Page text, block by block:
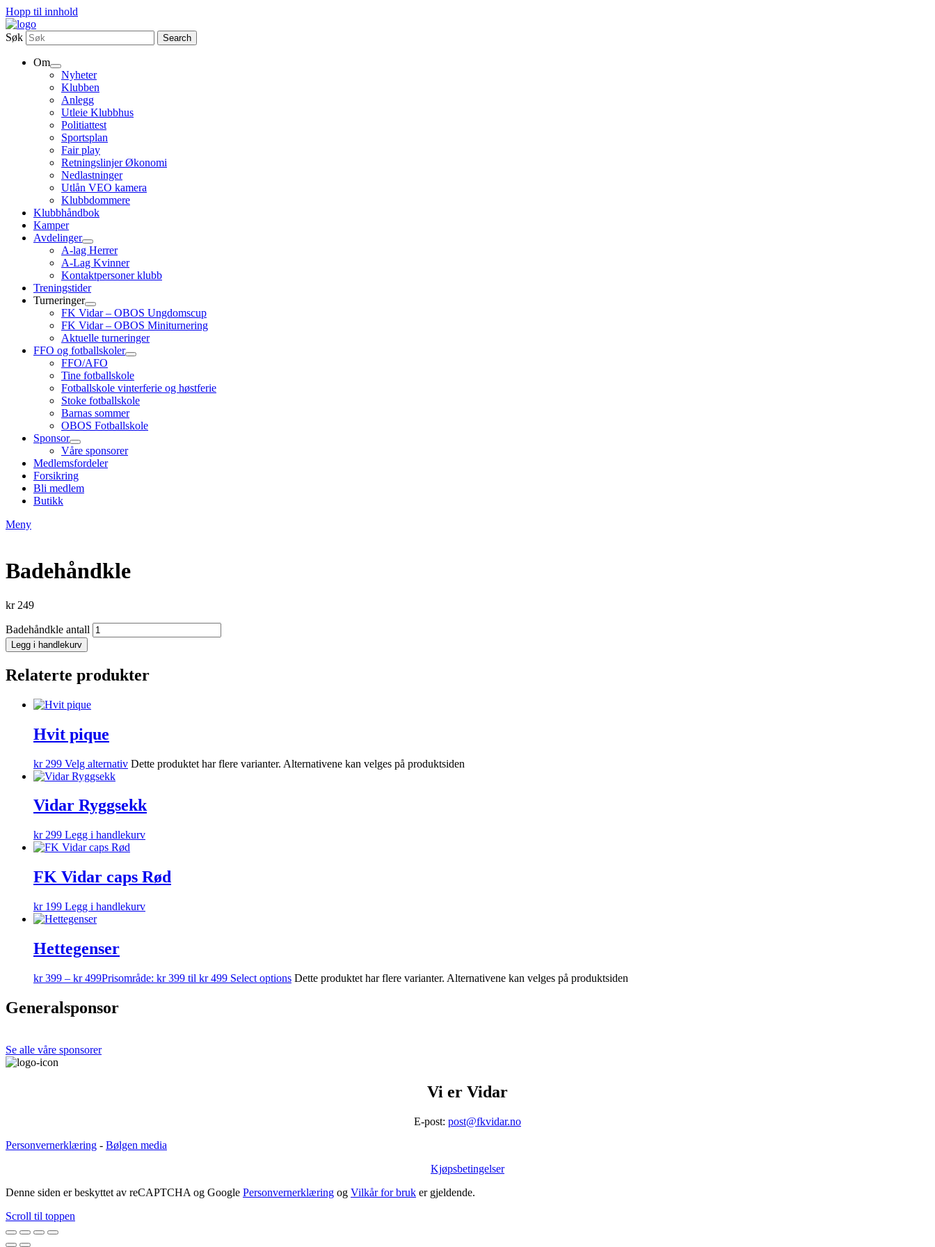
Hopp til innhold
Søk Search
Om
Nyheter
Klubben
Anlegg
Utleie Klubbhus
Politiattest
Sportsplan
Fair play
Retningslinjer Økonomi
Nedlastninger
Utlån VEO kamera
Klubbdommere
Klubbhåndbok
Kamper
Avdelinger
A-lag Herrer
A-Lag Kvinner
Kontaktpersoner klubb
Treningstider
Turneringer
FK Vidar – OBOS Ungdomscup
FK Vidar – OBOS Miniturnering
Aktuelle turneringer
FFO og fotballskoler
FFO/AFO
Tine fotballskole
Fotballskole vinterferie og høstferie
Stoke fotballskole
Barnas sommer
OBOS Fotballskole
Sponsor
Våre sponsorer
Medlemsfordeler
Forsikring
Bli medlem
Butikk
Meny
Badehåndkle
kr249
Badehåndkle antall
Legg i handlekurv
Relaterte produkter
Hvit pique
kr299 Velg alternativ Dette produktet har flere varianter. Alternativene kan velges på produktsiden
Vidar Ryggsekk
kr299 Legg i handlekurv
FK Vidar caps Rød
kr199 Legg i handlekurv
Hettegenser
kr399 – kr499Prisområde: kr 399 til kr 499 Select options Dette produktet har flere varianter. Alternativene kan velges på produktsiden
Generalsponsor
Se alle våre sponsorer
Vi er Vidar
E-post: post@fkvidar.no
Personvernerklæring - Bølgen media
Kjøpsbetingelser
Denne siden er beskyttet av reCAPTCHA og Google Personvernerklæring og Vilkår for bruk er gjeldende.
Scroll til toppen